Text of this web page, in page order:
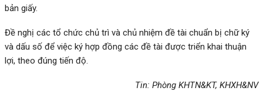
bản giấy.
Đề nghị các tổ chức chủ trì và chủ nhiệm đề tài chuẩn bị chữ ký
và dấu số để việc ký hợp đồng các đề tài được triển khai thuận
lợi, theo đúng tiến độ.
Tin: Phòng KHTN&KT, KHXH&NV